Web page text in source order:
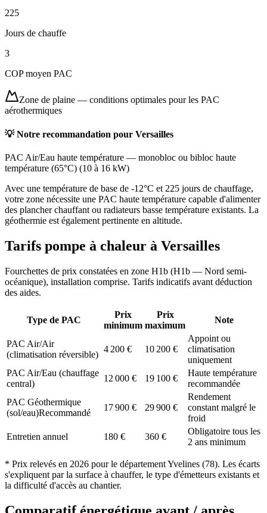
225
Jours de chauffe
3
COP moyen PAC
Zone de plaine — conditions optimales pour les PAC
aérothermiques
💡 Notre recommandation pour Versailles
PAC Air/Eau haute température — monobloc ou bibloc haute
température (65°C) (10 à 16 kW)
Avec une température de base de -12°C et 225 jours de chauffage,
votre zone nécessite une PAC haute température capable d'alimenter
des plancher chauffant ou radiateurs basse température existants. La
géothermie est également pertinente en altitude.
Tarifs pompe à chaleur à Versailles
Fourchettes de prix constatées en zone H1b (H1b — Nord semi-
océanique), installation comprise. Tarifs indicatifs avant déduction
des aides.
Type de PAC
Prix
minimum
Prix
maximum
Note
PAC Air/Air
(climatisation réversible)
4 200 € 10 200 €
Appoint ou
climatisation
uniquement
PAC Air/Eau (chauffage
central)
12 000 € 19 100 €
Haute température
recommandée
PAC Géothermique
(sol/eau)Recommandé
17 900 € 29 900 €
Rendement
constant malgré le
froid
Entretien annuel
180 € 360 €
Obligatoire tous les
2 ans minimum
* Prix relevés en 2026 pour le départementYvelines (78). Les écarts
s'expliquent par la surface à chauffer, le type d'émetteurs existants et
la difficulté d'accès au chantier.